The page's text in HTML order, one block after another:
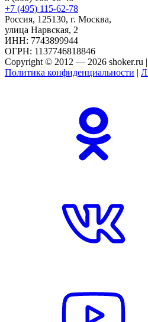
+7 (495) 115-62-78
Россия, 125130, г. Москва,
улица Нарвская, 2
ИНН: 7743899944
ОГРН: 1137746818846
Copyright © 2012 — 2026 shoker.ru |
Политика конфиденциальности |